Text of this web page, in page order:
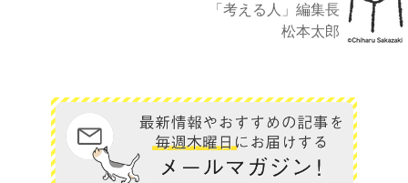
「考える人」編集長
松本太郎